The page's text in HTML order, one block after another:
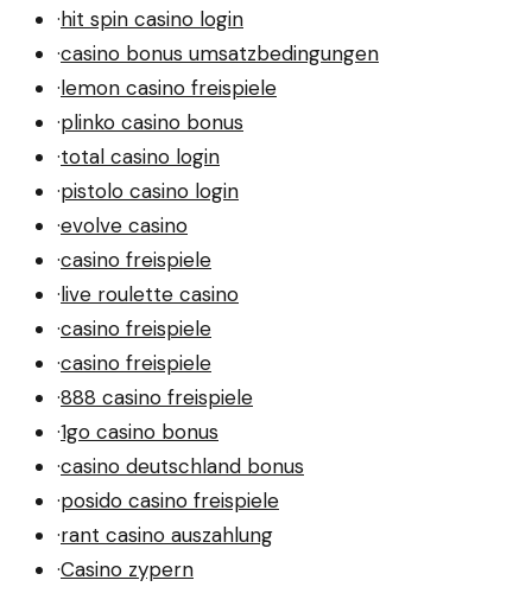
·hit spin casino login
·casino bonus umsatzbedingungen
·lemon casino freispiele
·plinko casino bonus
·total casino login
·pistolo casino login
·evolve casino
·casino freispiele
·live roulette casino
·casino freispiele
·casino freispiele
·888 casino freispiele
·1go casino bonus
·casino deutschland bonus
·posido casino freispiele
·rant casino auszahlung
·Casino zypern